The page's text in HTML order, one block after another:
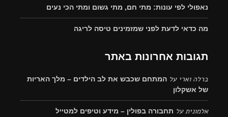
נאפולי לפי עונות: מתי חם, מתי גשום ומתי הכי נעים
מה כדאי לדעת לפני שמזמינים טיסה לריגה
תגובות אחרונות באתר
ברלה וארי על המתחם שכבש את לב הילדים – מלך האריות
של אשקלון
אלמוניתעל תחבורה בפולין – מידע וטיפים למטייל